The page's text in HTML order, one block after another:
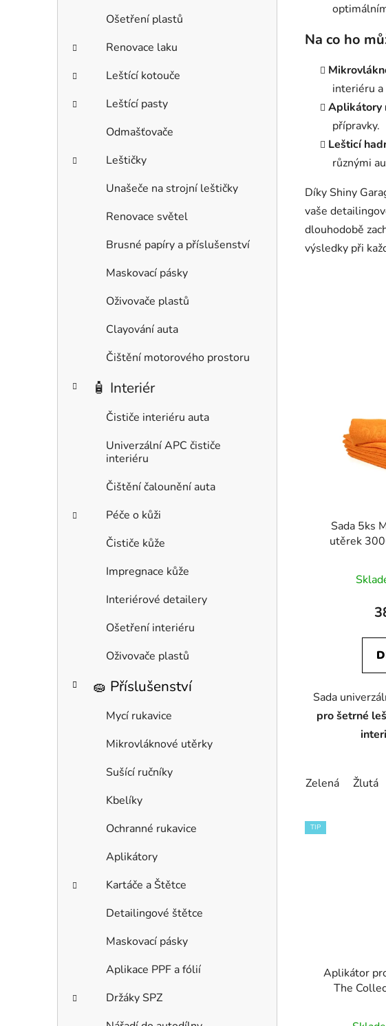
Ošetření plastů
Renovace laku
Leštící kotouče
Leštící pasty
Odmašťovače
Leštičky
Unašeče na strojní leštičky
Renovace světel
Brusné papíry a příslušenství
Maskovací pásky
Oživovače plastů
Clayování auta
Čištění motorového prostoru
🧴 Interiér
Čističe interiéru auta
Univerzální APC čističe
interiéru
Čištění čalounění auta
Péče o kůži
Čističe kůže
Impregnace kůže
Interiérové detailery
Ošetření interiéru
Oživovače plastů
🧽 Příslušenství
Mycí rukavice
Mikrovláknové utěrky
Sušící ručníky
Kbelíky
Ochranné rukavice
Aplikátory
Kartáče a Štětce
Detailingové štětce
Maskovací pásky
Aplikace PPF a fólií
Držáky SPZ
Na co ho
interiéru
Aplikátory
přípravky.
Lešticí
různými
Díky Shiny
vaše
dlouhodobě
výsledky při
Sada 5ks
utěrek
Sada
pro šetrné
Zelená Žlutá
TIP
Aplikátor
The